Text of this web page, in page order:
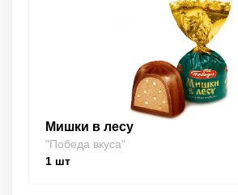
Мишки в лесу
"Победа вкуса"
1 шт